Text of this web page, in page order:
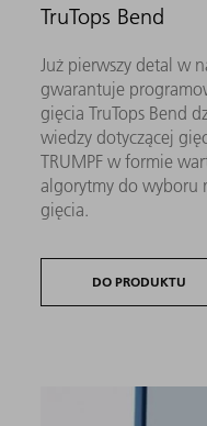
TruTops Bend
Już pierwszy detal w
gwarantuje
gięcia TruTops Bend
wiedzy dotyczącej
TRUMPF w formie
algorytmy do wyboru
gięcia.
DO PRODUKTU